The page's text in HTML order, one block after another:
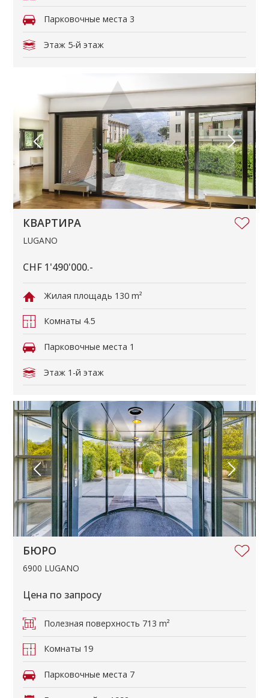
Парковочные места 3
Этаж 5-й этаж
КВАРТИРА
LUGANO
CHF 1'490'000.-
Жилая площадь 130 m²
Комнаты 4.5
Парковочные места 1
Этаж 1-й этаж
БЮРО
6900 LUGANO
Цена по запросу
Полезная поверхность 713 m²
Комнаты 19
Парковочные места 7